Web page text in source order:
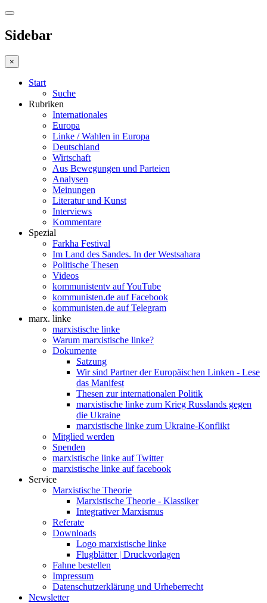
Sidebar
×
Start
Suche
Rubriken
Internationales
Europa
Linke / Wahlen in Europa
Deutschland
Wirtschaft
Aus Bewegungen und Parteien
Analysen
Meinungen
Literatur und Kunst
Interviews
Kommentare
Spezial
Farkha Festival
Im Land des Sandes. In der Westsahara
Politische Thesen
Videos
kommunistentv auf YouTube
kommunisten.de auf Facebook
kommunisten.de auf Telegram
marx. linke
marxistische linke
Warum marxistische linke?
Dokumente
Satzung
Wir sind Partner der Europäischen Linken - Lese
das Manifest
Thesen zur internationalen Politik
marxistische linke zum Krieg Russlands gegen
die Ukraine
marxistische linke zum Ukraine-Konflikt
Mitglied werden
Spenden
marxistische linke auf Twitter
marxistische linke auf facebook
Service
Marxistische Theorie
Marxistische Theorie - Klassiker
Integrativer Marxismus
Referate
Downloads
Logo marxistische linke
Flugblätter | Druckvorlagen
Fahne bestellen
Impressum
Datenschutzerklärung und Urheberrecht
Newsletter